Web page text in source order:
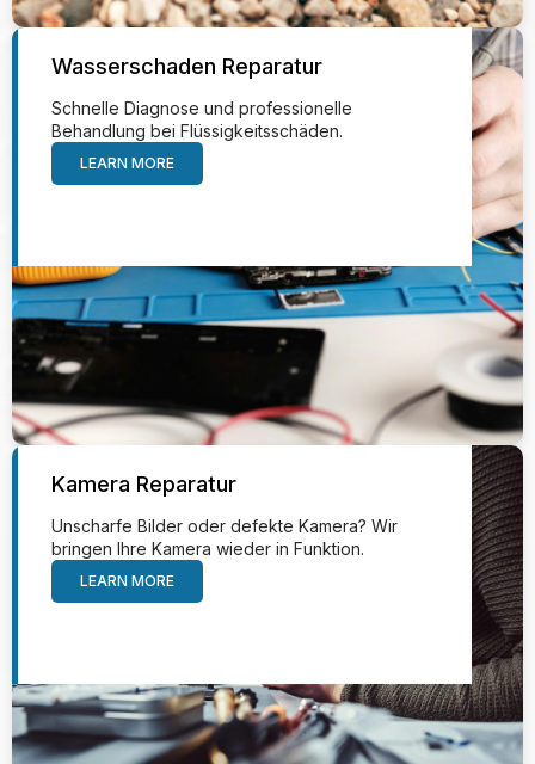
Wasserschaden Reparatur
Schnelle Diagnose und professionelle
Behandlung bei Flüssigkeitsschäden.
LEARN MORE
Kamera Reparatur
Unscharfe Bilder oder defekte Kamera? Wir
bringen Ihre Kamera wieder in Funktion.
LEARN MORE